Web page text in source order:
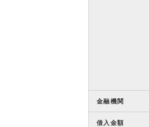
金融機関
借入金額